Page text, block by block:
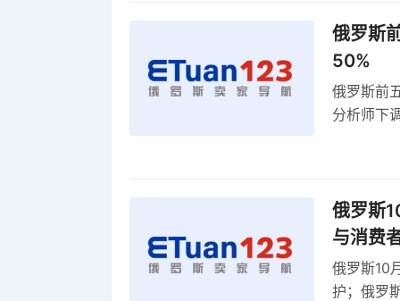
俄罗斯
50%
俄罗斯前
分析师下
俄罗斯
与消费
俄罗斯10
护；俄罗